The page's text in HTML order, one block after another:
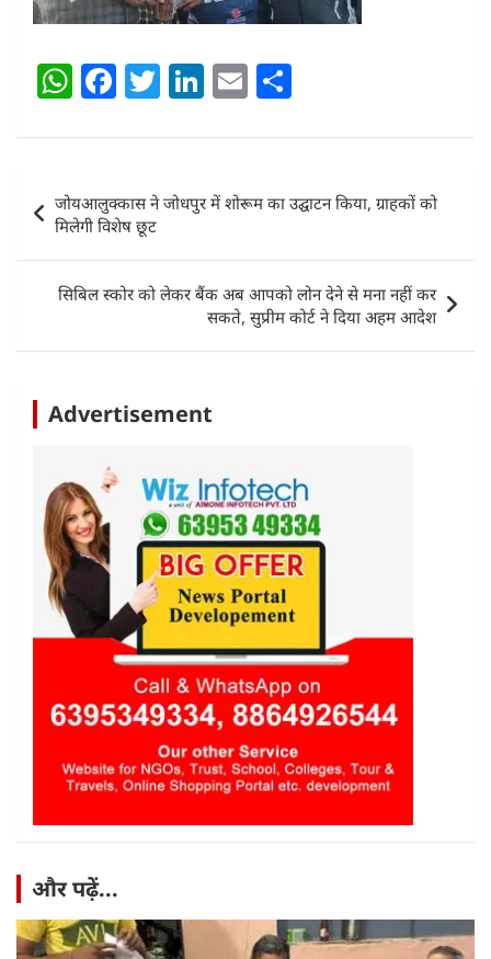
W
at
s
A
p
p
F
c
e
b
o
o
T
itt
er
Li
k
e
dI
n
E
ai
l
ar
e
Post
navigation
जोयआलुक्कास ने जोधपुर में शोरूम का उद्घाटन किया, ग्राहकों को
मिलेगी विशेष छूट
सिबिल स्कोर को लेकर बैंक अब आपको लोन देने से मना नहीं कर
सकते, सुप्रीम कोर्ट ने दिया अहम आदेश
Advertisement
और पढ़ें...